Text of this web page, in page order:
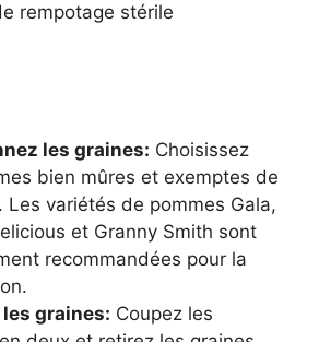
rempotage stérile
les graines: Choisissez
bien mûres et exemptes de
Les variétés de pommes Gala,
et Granny Smith sont
recommandées pour la
graines: Coupez les